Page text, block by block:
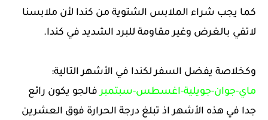
كما يجب شراء الملابس الشتوية من كندا لأن ملابسنا
لاتفي بالغرض وغير مقاومة للبرد الشديد في كندا.
وكخلاصة يفضل السفر لكندا في الأشهر التالية:
ماي-جوان-جويلية-اغسطس-سبتمبرفالجو يكون رائع
جدا في هذه الأشهر اذ تبلغ درجة الحرارة فوق العشرين